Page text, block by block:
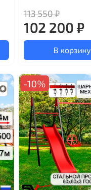
113 550 ₽
102 200 ₽
В корзину
-10%